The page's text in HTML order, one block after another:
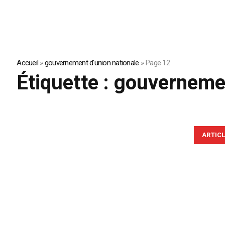
Accueil»gouvernement d'union nationale »Page 12
Étiquette :